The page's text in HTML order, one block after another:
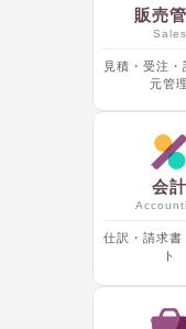
販売
Sales
見積・受注・
元管理
会計
仕訳・請求書
ト